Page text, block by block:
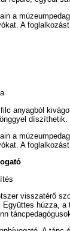
a
A
anyagból
díszíthetik.
a
A
visszatérő
Együttes húzza,